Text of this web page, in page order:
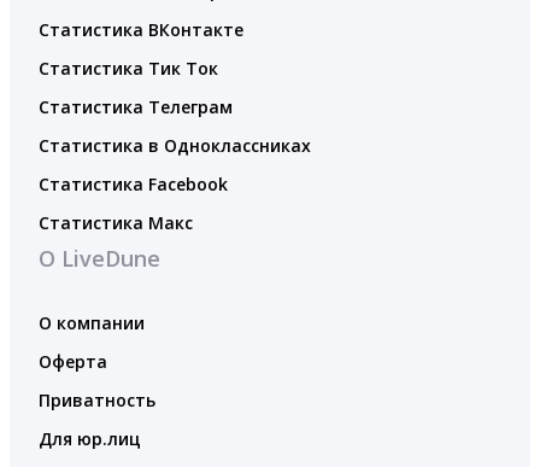
Статистика ВКонтакте
Статистика Тик Ток
Статистика Телеграм
Статистика в Одноклассниках
Статистика Facebook
Статистика Макс
О LiveDune
О компании
Оферта
Приватность
Для юр.лиц